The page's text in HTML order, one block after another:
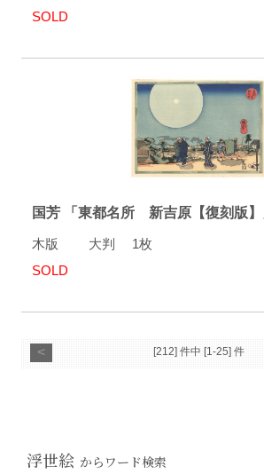
SOLD
国芳 「東都名所 新吉原【復刻版】
木版 大判 1枚
SOLD
[212] 件中 [1-25] 件
<
浮世絵 からワード検索